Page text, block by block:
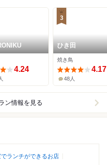
4.24
3
ひき田
焼き鳥
4.17
48人
ン情報を見る
ランチができるお店